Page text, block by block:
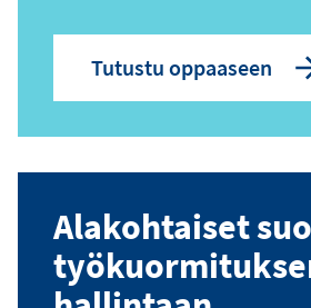
Tutustu oppaaseen
Alakohtaiset